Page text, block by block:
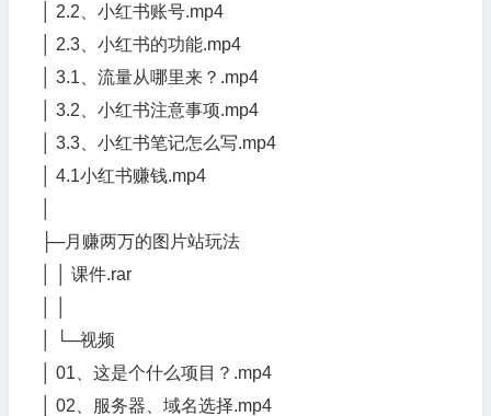
│ 2.2、小红书账号.mp4
│ 2.3、小红书的功能.mp4
│ 3.1、流量从哪里来？.mp4
│ 3.2、小红书注意事项.mp4
│ 3.3、小红书笔记怎么写.mp4
│ 4.1小红书赚钱.mp4
├─月赚两万的图片站玩法
│ │ 课件.rar
│ └─视频
│ 01、这是个什么项目？.mp4
│ 02、服务器、域名选择.mp4